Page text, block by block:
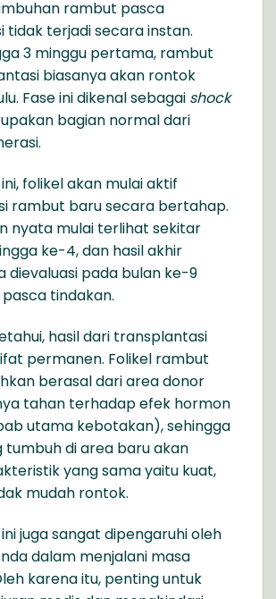
rambut pasca
tidak terjadi secara instan.
3 minggu pertama, rambut
biasanya akan rontok
Fase ini dikenal sebagai shock
bagian normal dari
folikel akan mulai aktif
rambut baru secara bertahap.
nyata mulai terlihat sekitar
ke-4, dan hasil akhir
dievaluasi pada bulan ke-9
tindakan.
hasil dari transplantasi
permanen. Folikel rambut
berasal dari area donor
tahan terhadap efek hormon
utama kebotakan), sehingga
di area baru akan
yang sama yaitu kuat,
mudah rontok.
juga sangat dipengaruhi oleh
dalam menjalani masa
karena itu, penting untuk